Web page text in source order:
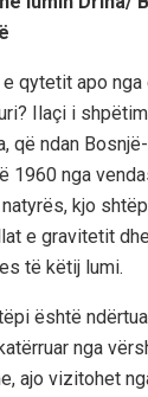
e qytetit apo
Ilaçi i
që ndan
1960 nga
kjo
e gravitetit
të këtij lumi.
është
nga
ajo vizitohet